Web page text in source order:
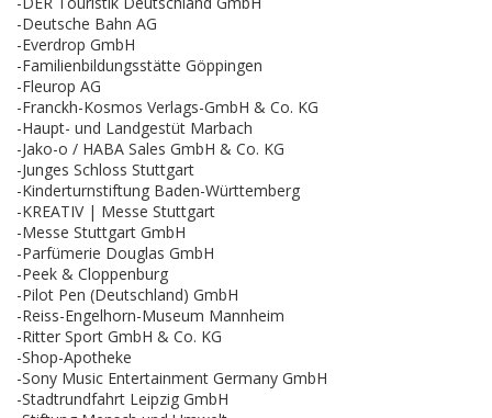
-Deutsche Bahn AG
-Everdrop GmbH
-Familienbildungsstätte Göppingen
-Fleurop AG
-Franckh-Kosmos Verlags-GmbH & Co. KG
-Haupt- und Landgestüt Marbach
-Jako-o / HABA Sales GmbH & Co. KG
-Junges Schloss Stuttgart
-Kinderturnstiftung Baden-Württemberg
-KREATIV | Messe Stuttgart
-Messe Stuttgart GmbH
-Parfümerie Douglas GmbH
-Peek & Cloppenburg
-Pilot Pen (Deutschland) GmbH
-Reiss-Engelhorn-Museum Mannheim
-Ritter Sport GmbH & Co. KG
-Shop-Apotheke
-Sony Music Entertainment Germany GmbH
-Stadtrundfahrt Leipzig GmbH